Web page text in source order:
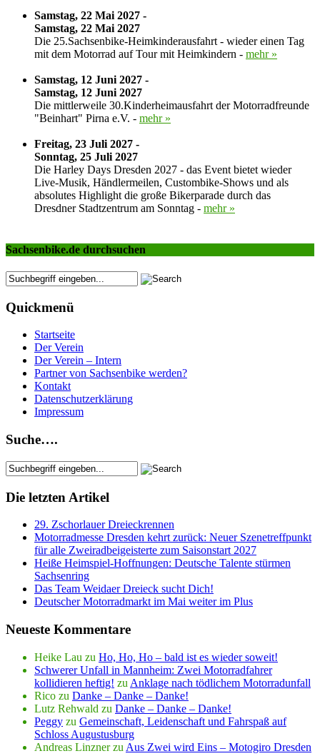
Samstag, 22 Mai 2027 -
Samstag, 22 Mai 2027
Die 25.Sachsenbike-Heimkinderausfahrt - wieder einen Tag
mit dem Motorrad auf Tour mit Heimkindern - mehr »
Samstag, 12 Juni 2027 -
Samstag, 12 Juni 2027
Die mittlerweile 30.Kinderheimausfahrt der Motorradfreunde
"Beinhart" Pirna e.V. - mehr »
Freitag, 23 Juli 2027 -
Sonntag, 25 Juli 2027
Die Harley Days Dresden 2027 - das Event bietet wieder
Live-Musik, Händlermeilen, Custombike-Shows und als
absolutes Highlight die große Bikerparade durch das
Dresdner Stadtzentrum am Sonntag - mehr »
Sachsenbike.de durchsuchen
Quickmenü
Startseite
Der Verein
Der Verein – Intern
Partner von Sachsenbike werden?
Kontakt
Datenschutzerklärung
Impressum
Suche….
Die letzten Artikel
29. Zschorlauer Dreieckrennen
Motorradmesse Dresden kehrt zurück: Neuer Szenetreffpunkt
für alle Zweiradbeigeisterte zum Saisonstart 2027
Heiße Heimspiel-Hoffnungen: Deutsche Talente stürmen
Sachsenring
Das Team Weidaer Dreieck sucht Dich!
Deutscher Motorradmarkt im Mai weiter im Plus
Neueste Kommentare
Heike Lau zu Ho, Ho, Ho – bald ist es wieder soweit!
Schwerer Unfall in Mannheim: Zwei Motorradfahrer
kollidieren heftig! zu Anklage nach tödlichem Motorradunfall
Rico zu Danke – Danke – Danke!
Lutz Rehwald zu Danke – Danke – Danke!
Peggy zu Gemeinschaft, Leidenschaft und Fahrspaß auf
Schloss Augustusburg
Andreas Linznerzu Aus Zwei wird Eins – Motogiro Dresden